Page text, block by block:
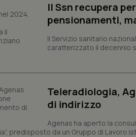
Il Ssn recupera
pensionamenti,
Il Servizio sanitario
caratterizzato il decennio
Teleradiologia,
di indirizzo
Agenas ha aperto la
predisposto da un Gruppo di Lavoro
_ga_KM60CM4NPH
Nome
VISITOR_INFO1_LIVE